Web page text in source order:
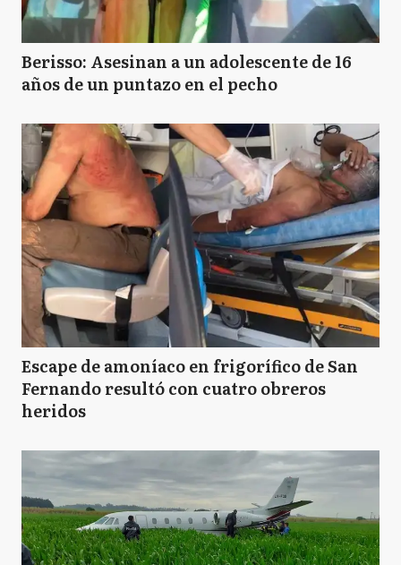
Berisso: Asesinan a un adolescente de 16
años de un puntazo en el pecho
Escape de amoníaco en frigorífico de San
Fernando resultó con cuatro obreros
heridos